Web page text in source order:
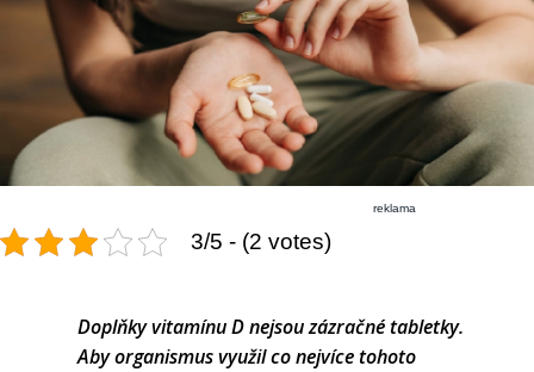
reklama
3/5 - (2 votes)
Doplňky vitamínu D nejsou zázračné tabletky.
Aby organismus využil co nejvíce tohoto